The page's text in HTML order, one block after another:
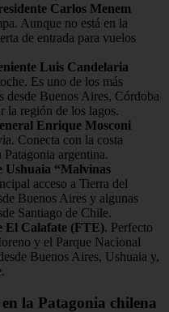
Carlos Menem
Aunque no está en la
de entrada para vuelos
Luis Candelaria
Es uno de los más
desde Buenos Aires, Córdoba
la región de los lagos.
Enrique Mosconi
Conecta con la costa
argentina.
Ushuaia “Malvinas
acceso a Tierra del
Buenos Aires y algunas
Santiago de Chile.
El Calafate (FTE). Perfecto
y el Parque Nacional
Buenos Aires, Ushuaia y,
la Patagonia chilena